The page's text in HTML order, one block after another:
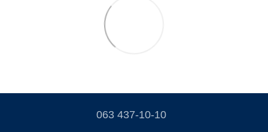
063 437-10-10